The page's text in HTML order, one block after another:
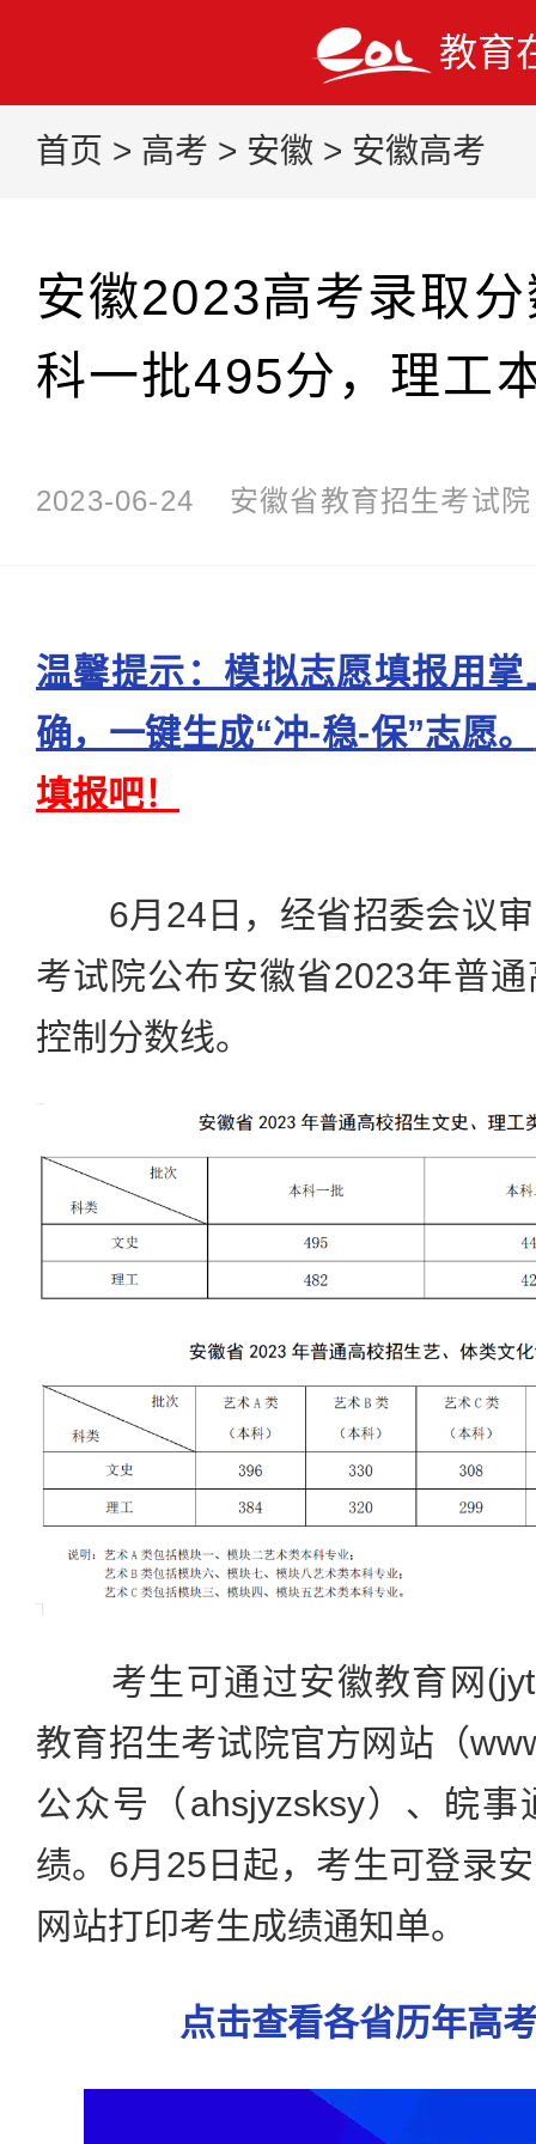
教育
首页 > 高考 > 安徽 > 安徽高考
安徽2023高考录取
科一批495分，理工
2023-06-24 安徽省教育招生考试院
温馨提示：模拟志愿填报用
确，一键生成“冲-稳-保”志愿。
填报吧！
6月24日，经省招委会议审
考试院公布安徽省2023年普
控制分数线。
考生可通过安徽教育网
教育招生考试院官方网站（
公众号（ahsjyzsksy）、皖
绩。6月25日起，考生可登录
网站打印考生成绩通知单。
点击查看各省历年高